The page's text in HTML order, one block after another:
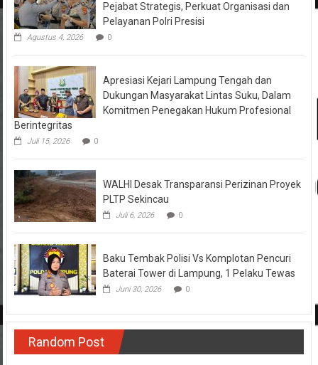
Pejabat Strategis, Perkuat Organisasi dan
Pelayanan Polri Presisi
Agustus 4, 2026 0
Apresiasi Kejari Lampung Tengah dan
Dukungan Masyarakat Lintas Suku, Dalam
Komitmen Penegakan Hukum Profesional
Berintegritas
Juli 15, 2026 0
WALHI Desak Transparansi Perizinan Proyek
PLTP Sekincau
Juli 6, 2026 0
Baku Tembak Polisi Vs Komplotan Pencuri
Baterai Tower di Lampung, 1 Pelaku Tewas
Juni 30, 2026 0
Random Post